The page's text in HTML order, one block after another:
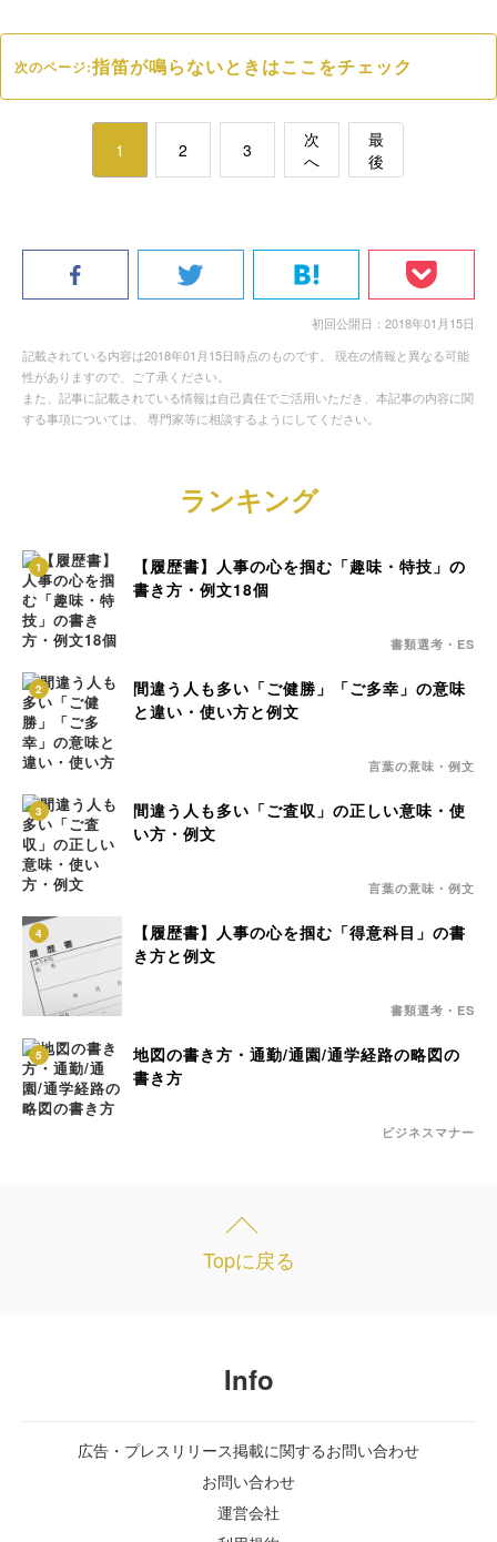
次のページ:指笛が鳴らないときはここをチェック
1 2 3
次
へ
最
後
初回公開日：2018年01月15日
記載されている内容は2018年01月15日時点のものです。 現在の情報と異なる可能
性がありますので、ご了承ください。
また、記事に記載されている情報は自己責任でご活用いただき、本記事の内容に関
する事項については、 専門家等に相談するようにしてください。
ランキング
1
【履歴書】人事の心を掴む「趣味・特技」の
書き方・例文18個
書類選考・ES
2
間違う人も多い「ご健勝」「ご多幸」の意味
と違い・使い方と例文
言葉の意味・例文
3
間違う人も多い「ご査収」の正しい意味・使
い方・例文
言葉の意味・例文
4
【履歴書】人事の心を掴む「得意科目」の書
き方と例文
書類選考・ES
5
地図の書き方・通勤/通園/通学経路の略図の
書き方
ビジネスマナー
Topに戻る
Info
広告・プレスリリース掲載に関するお問い合わせ
お問い合わせ
運営会社